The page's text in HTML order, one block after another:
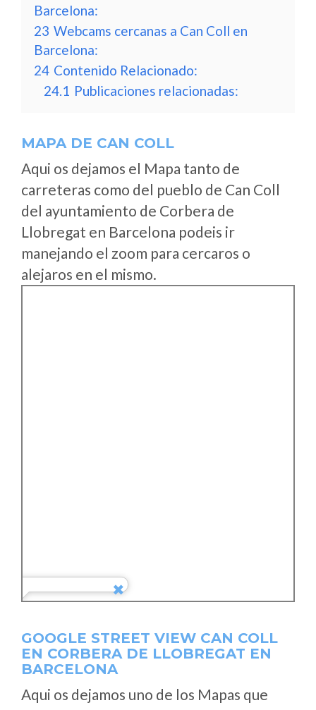
Barcelona:
23 Webcams cercanas a Can Coll en
Barcelona:
24 Contenido Relacionado:
24.1 Publicaciones relacionadas:
MAPA DE CAN COLL
Aqui os dejamos el Mapa tanto de
carreteras como del pueblo de Can Coll
del ayuntamiento de Corbera de
Llobregat en Barcelona podeis ir
manejando el zoom para cercaros o
alejaros en el mismo.
GOOGLE STREET VIEW CAN COLL
EN CORBERA DE LLOBREGAT EN
BARCELONA
Aqui os dejamos uno de los Mapas que